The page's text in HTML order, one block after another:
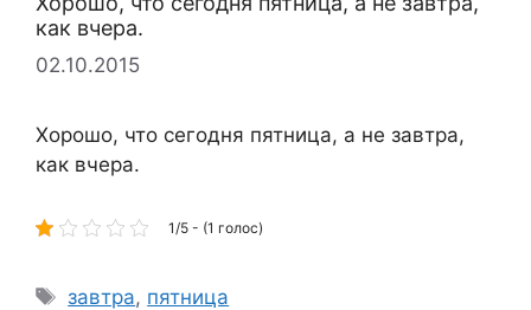
как вчера.
02.10.2015
Хорошо, что сегодня пятница, а не завтра,
как вчера.
1/5 - (1 голос)
Метки
завтра, пятница